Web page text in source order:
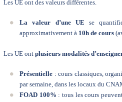
Les UE ont des valeurs différentes.
La valeur d’une UE se
approximativement à 10h de cours
Les UE ont plusieurs modalités
Présentielle : cours classiques,
par semaine, dans les locaux du
FOAD 100% : tous les cours